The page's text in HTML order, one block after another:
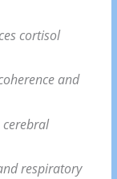
cortisol
and
respiratory